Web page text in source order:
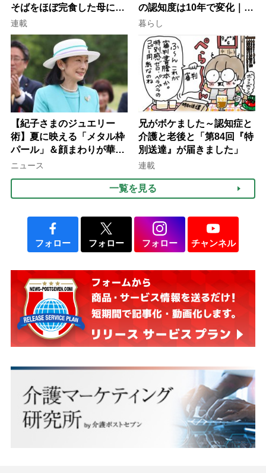
そばをほぼ完食した母に息
子が血の気が引いた理由
連載
の認知度は10年で変化｜流
行語大賞にノミネート、法
律にも明記されたが果たし
て現在は？
暮らし
【紀子さまのジュエリー
術】夏に映える「メタル枠
パール」＆顔まわりが華や
ぐ「揺れる一粒」の使い分
ニュース
兄がボケました～認知症と
介護と老後と「第84回『特
別送達』が届きました」
連載
一覧を見る
フォロー フォロー フォロー チャンネル